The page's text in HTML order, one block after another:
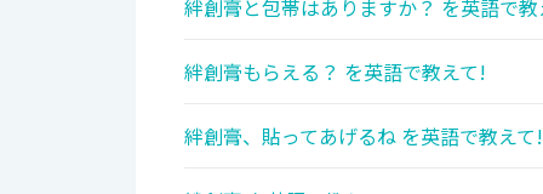
絆創膏と包帯はありますか？ を英語で
絆創膏もらえる？ を英語で教えて!
絆創膏、貼ってあげるね を英語で教えて!